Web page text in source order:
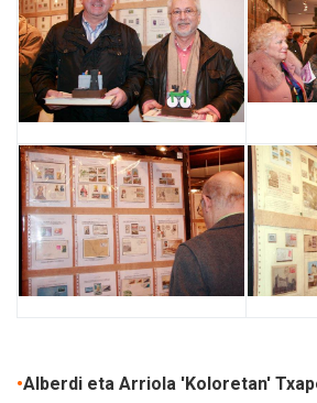
•Alberdi eta Arriola 'Koloretan'